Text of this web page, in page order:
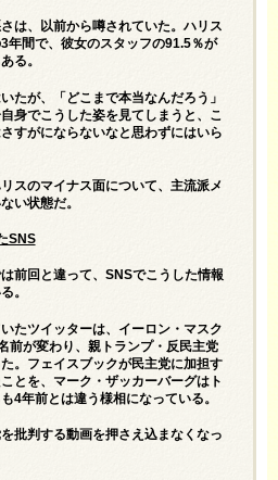
は、以前から噂されていた。ハリス
年間で、彼女のスタッフの91.5％が
る。
たが、「どこまで本当なんだろう」
身でこうした姿を見てしまうと、こ
すがにならないなと思わずにはいら
スのマイナス面について、主流派メ
い状態だ。
SNS
前回と違って、SNSでこうした情報
。
たツイッターは、イーロン・マスク
前が変わり、親トランプ・反民主党
。フェイスブックが民主党に加担す
とを、マーク・ザッカーバーグはト
4年前とは違う様相になっている。
批判する動画を押さえ込まなくなっ